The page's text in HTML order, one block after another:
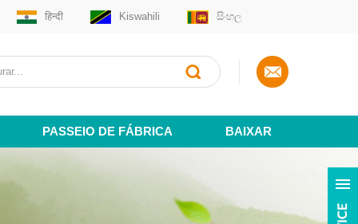
हिन्दी Kiswahili සිංහල
PASSEIO DE FÁBRICA BAIXAR